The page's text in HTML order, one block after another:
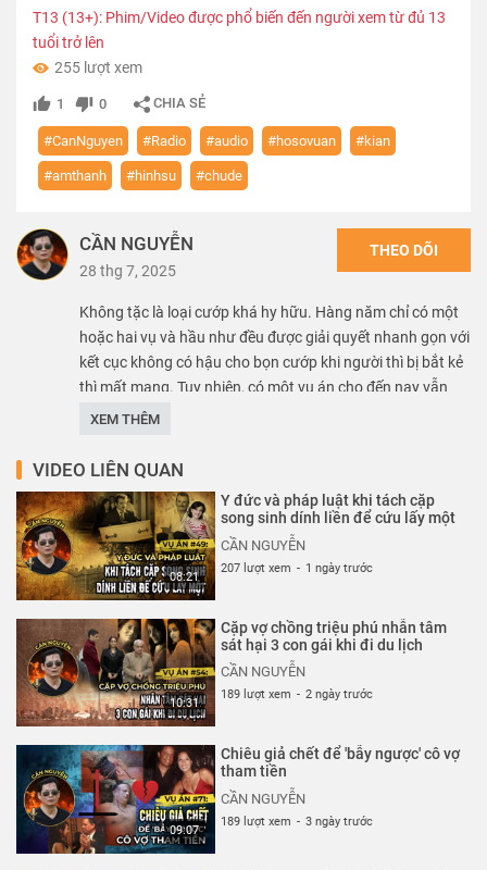
T13 (13+): Phim/Video được phổ biến đến người xem từ đủ 13
tuổi trở lên
255 lượt xem
1 0 CHIA SẺ
#CanNguyen #Radio #audio #hosovuan #kian
#amthanh #hinhsu #chude
CẦN NGUYỄN
28 thg 7, 2025
THEO DÕI
Không tặc là loại cướp khá hy hữu. Hàng năm chỉ có một
hoặc hai vụ và hầu như đều được giải quyết nhanh gọn với
kết cục không có hậu cho bọn cướp khi người thì bị bắt kẻ
thì mất mạng. Tuy nhiên, có một vụ án cho đến nay vẫn
nằm trong bức màn bí mật.
***Khám phá những vụ án ly kỳ cùng Chanel Cần
Theo dõi Kênh Cần Nguyễn để được khám phá hồ sơ
những vụ án ly kì khắp thế giới các bạn nhé. Đặc biệt, các
bạn sẽ được trải nghiệm lối kể theo phong cách hoàn toàn
Thể loại :PHÁP LUẬT - HÌNH SỰ
XEM THÊM
VIDEO LIÊN QUAN
08:21
Y đức và pháp luật khi tách cặp
song sinh dính liền để cứu lấy một
CẦN NGUYỄN
207 lượt xem - 1 ngày trước
10:31
Cặp vợ chồng triệu phú nhẫn tâm
sát hại 3 con gái khi đi du lịch
CẦN NGUYỄN
189 lượt xem - 2 ngày trước
09:07
Chiêu giả chết để 'bẫy ngược' cô vợ
tham tiền
CẦN NGUYỄN
189 lượt xem - 3 ngày trước